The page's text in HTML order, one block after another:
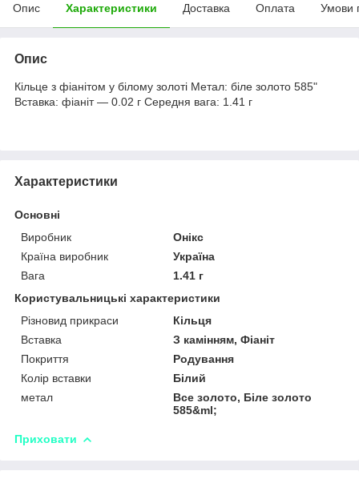
Опис Характеристики Доставка Оплата Умови
Опис
Кільце з фіанітом у білому золоті Метал: біле золото 585"
Вставка: фіаніт — 0.02 г Середня вага: 1.41 г
Характеристики
Основні
Виробник
Онікс
Країна виробник
Україна
Вага
1.41 г
Користувальницькі характеристики
Різновид прикраси
Кільця
Вставка
З камінням, Фіаніт
Покриття
Родування
Колір вставки
Білий
метал
Все золото, Біле золото
585&ml;
Приховати